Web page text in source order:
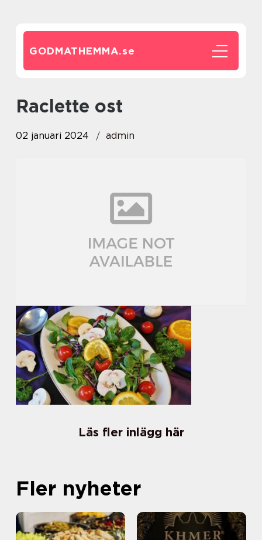
GODMATHEMMA.se
raclette ost
02 januari 2024 admin
Läs fler inlägg här
Fler nyheter